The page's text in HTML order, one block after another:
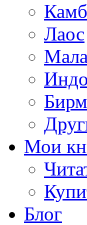
Лаос
Мои
Блог